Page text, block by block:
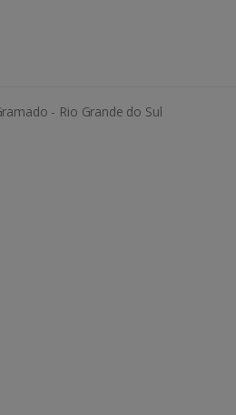
- Rio Grande do Sul